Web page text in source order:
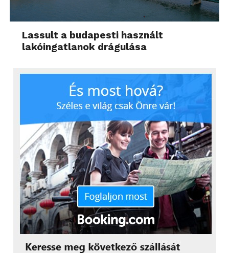
Lassult a budapesti használt
lakóingatlanok drágulása